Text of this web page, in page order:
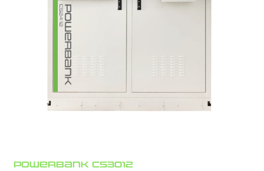
POWERBANK CS3012